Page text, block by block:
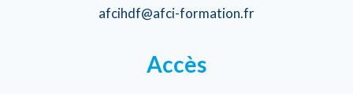
afcihdf@afci-formation.fr
Accès